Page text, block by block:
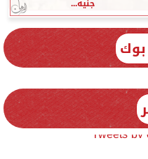
Tweets